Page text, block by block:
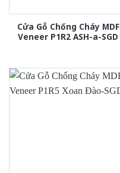
Cửa Gỗ Chống Cháy MDF
Veneer P1R2 ASH-a-SGD